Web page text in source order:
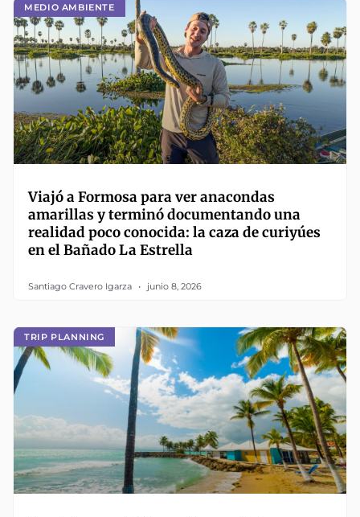
MEDIO AMBIENTE
Viajó a Formosa para ver anacondas
amarillas y terminó documentando una
realidad poco conocida: la caza de curiyúes
en el Bañado La Estrella
Santiago Cravero Igarza junio 8, 2026
TRIP PLANNING